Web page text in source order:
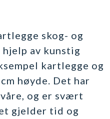
skog- og
av kunstig
kartlegge og
høyde. Det har
og er svært
gjelder tid og